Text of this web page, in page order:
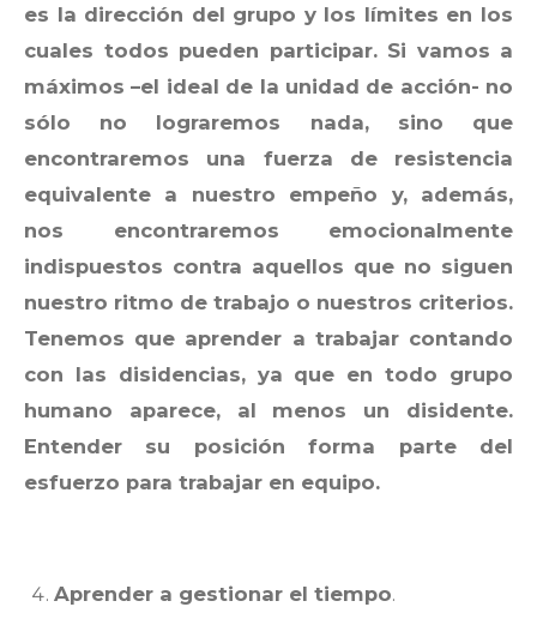
es la dirección del grupo y los límites en los
cuales todos pueden participar. Si vamos a
máximos –el ideal de la unidad de acción- no
sólo no lograremos nada, sino que
encontraremos una fuerza de resistencia
equivalente a nuestro empeño y, además,
nos encontraremos emocionalmente
indispuestos contra aquellos que no siguen
nuestro ritmo de trabajo o nuestros criterios.
Tenemos que aprender a trabajar contando
con las disidencias, ya que en todo grupo
humano aparece, al menos un disidente.
Entender su posición forma parte del
esfuerzo para trabajar en equipo.
Aprender a gestionar el tiempo.